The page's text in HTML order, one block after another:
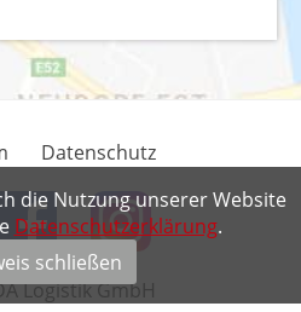
Datenschutz
Logistik GmbH
die Nutzung unserer Website
Datenschutzerklärung.
schließen